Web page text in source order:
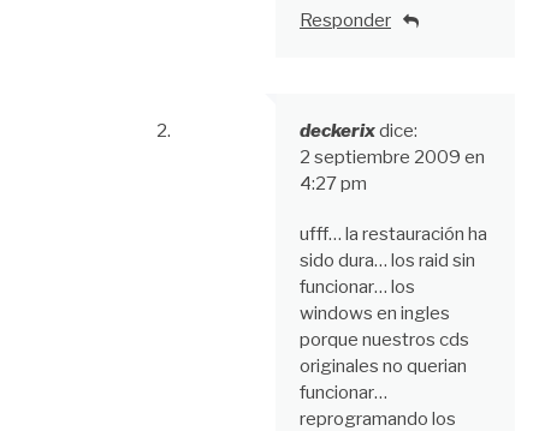
Responder
deckerixdice:
2 septiembre 2009 en
4:27 pm
ufff… la restauración ha
sido dura… los raid sin
funcionar… los
windows en ingles
porque nuestros cds
originales no querian
funcionar…
reprogramando los